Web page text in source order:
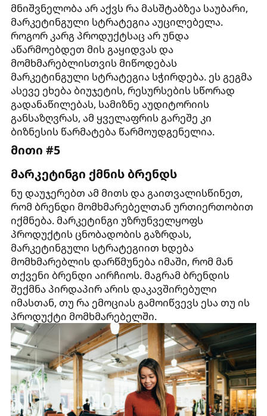
მნიშვნელობა არ აქვს რა მასშტაბზეა საუბარი,
მარკეტინგული სტრატეგია აუცილებელა.
როგორ კარგ პროდუქტსაც არ უნდა
აწარმოებდეთ მის გაყიდვას და
მომხმარებლისთვის მიწოდებას
მარკეტინგული სტრატეგია სჭირდება. ეს გეგმა
ასევე ეხება ბიუჯეტის, რესურსების სწორად
გადანაწილებას, სამიზნე აუდიტორიის
განსაზღვრას, ამ ყველაფრის გარეშე კი
ბიზნესის წარმატება წარმოუდგენელია.
მითი #5
მარკეტინგი ქმნის ბრენდს
ნუ დაუჯერებთ ამ მითს და გაითვალისწინეთ,
რომ ბრენდი მომხმარებელთან ურთიერთობით
იქმნება. მარკეტინგი უზრუნველყოფს
პროდუქტის ცნობადობის გაზრდას,
მარკეტინგული სტრატეგიით ხდება
მომხმარებლის დარწმუნება იმაში, რომ მან
თქვენი ბრენდი აირჩიოს. მაგრამ ბრენდის
შექმნა პირდაპირ არის დაკავშირებული
იმასთან, თუ რა ემოციას გამოიწვევს ესა თუ ის
პროდუქტი მომხმარებელში.